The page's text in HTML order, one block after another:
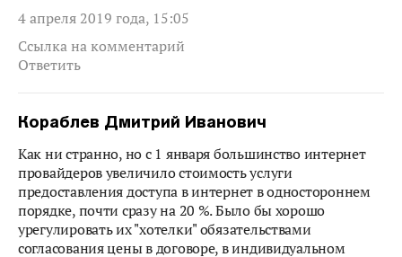
4 апреля 2019 года, 15:05
Ссылка на комментарий
Ответить
Кораблев Дмитрий Иванович
Как ни странно, но с 1 января большинство интернет
провайдеров увеличило стоимость услуги
предоставления доступа в интернет в одностороннем
порядке, почти сразу на 20 %. Было бы хорошо
урегулировать их "хотелки" обязательствами
согласования цены в договоре, в индивидуальном